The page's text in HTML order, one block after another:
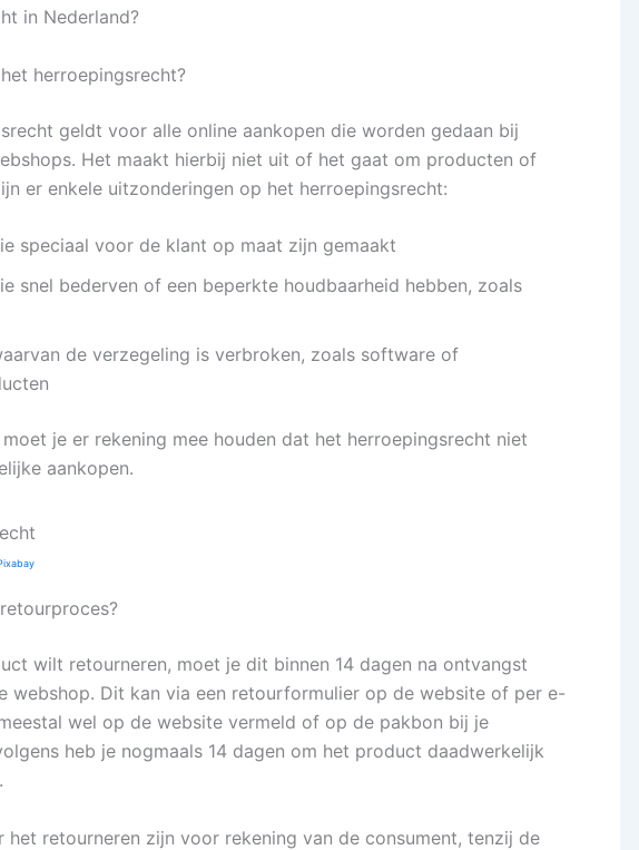
in Nederland?
herroepingsrecht?
geldt voor alle online aankopen die worden gedaan bij
Het maakt hierbij niet uit of het gaat om producten of
er enkele uitzonderingen op het herroepingsrecht:
speciaal voor de klant op maat zijn gemaakt
snel bederven of een beperkte houdbaarheid hebben, zoals
de verzegeling is verbroken, zoals software of
je er rekening mee houden dat het herroepingsrecht niet
aankopen.
wilt retourneren, moet je dit binnen 14 dagen na ontvangst
webshop. Dit kan via een retourformulier op de website of per e-
wel op de website vermeld of op de pakbon bij je
heb je nogmaals 14 dagen om het product daadwerkelijk
het retourneren zijn voor rekening van de consument, tenzij de